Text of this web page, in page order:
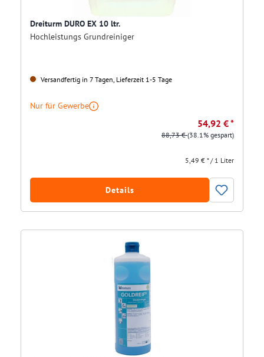
Dreiturm DURO EX 10 ltr.
Hochleistungs Grundreiniger
Versandfertig in 7 Tagen, Lieferzeit 1-5 Tage
Nur für Gewerbe
54,92 € *
88,73 €(38.1% gespart)
5,49 € * / 1 Liter
Details